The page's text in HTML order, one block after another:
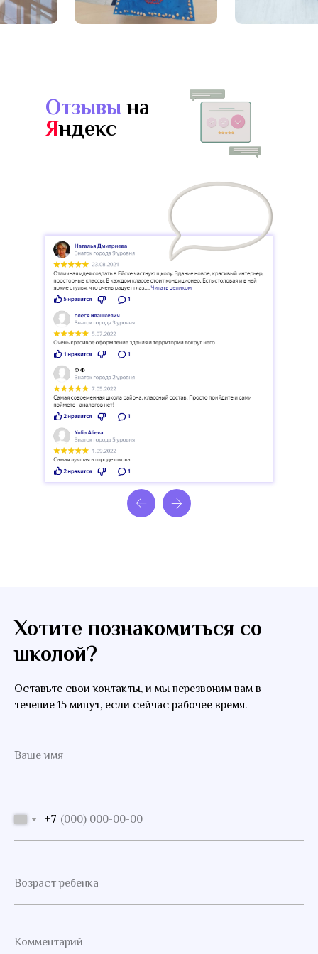
Отзывы на
Яндекс
Хотите познакомиться со
школой?
Оставьте свои контакты, и мы перезвоним вам в
течение 15 минут, если сейчас рабочее время.
+7